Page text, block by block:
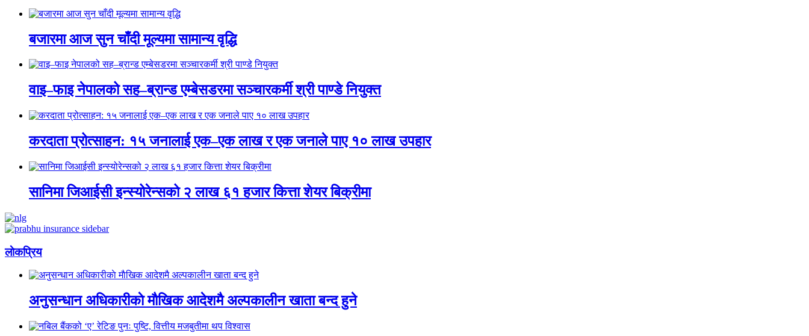
बजारमा आज सुन चाँदी मूल्यमा सामान्य वृद्धि
वाइ–फाइ नेपालको सह–ब्रान्ड एम्बेसडरमा सञ्चारकर्मी श्री पाण्डे नियुक्त
करदाता प्रोत्साहन: १५ जनालाई एक–एक लाख र एक जनाले पाए १० लाख उपहार
सानिमा जिआईसी इन्स्योरेन्सको २ लाख ६१ हजार कित्ता शेयर बिक्रीमा
लाेकप्रिय
अनुसन्धान अधिकारीकाे माैखिक आदेशमै अल्पकालीन खाता बन्द हुने